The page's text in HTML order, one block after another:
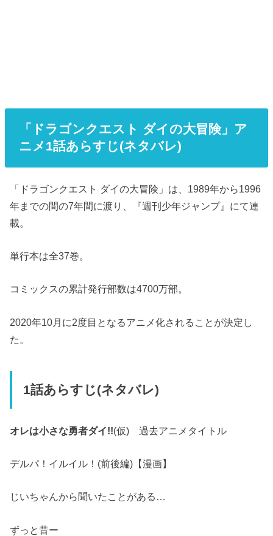
「ドラゴンクエスト ダイの大冒険」ア
ニメ1話あらすじ(ネタバレ)
「ドラゴンクエスト ダイの大冒険」は、1989年から1996
年までの間の7年間に渡り、『週刊少年ジャンプ』にて連
載。
単行本は全37巻。
コミックスの累計発行部数は4700万部。
2020年10月に2度目となるアニメ化されることが決定し
た。
1話あらすじ(ネタバレ)
オレは小さな勇者ダイ!!(仮) 過去アニメタイトル
デルパ！イルイル！(前後編)【漫画】
じいちゃんから聞いたことがある…
ずっと昔ー